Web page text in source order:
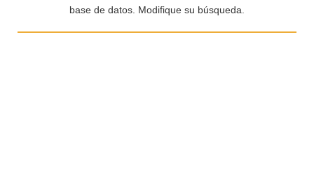
base de datos. Modifique su búsqueda.